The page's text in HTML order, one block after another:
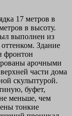
17 метров в
в высоту.
выполнен из
Здание
фронтон
арочными
части дома
скульптурой.
буфет,
меньше, чем
тонкие